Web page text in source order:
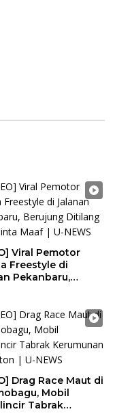
Viral Pemotor
Freestyle di
Pekanbaru,
Drag Race Maut di
Mobil
Tabrak